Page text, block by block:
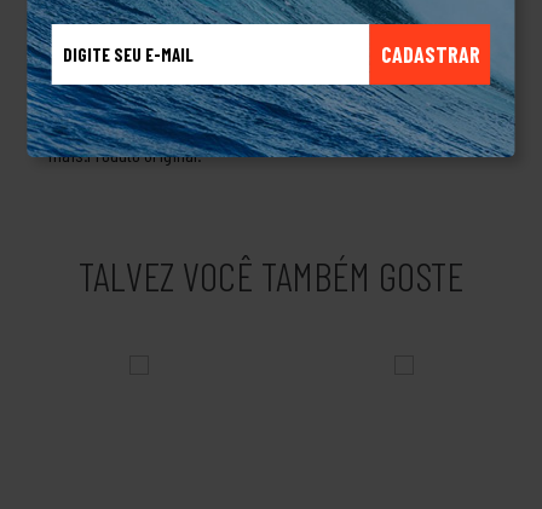
CADASTRAR
tempo foram adquirindo técnicas e aperfeiçoando suas
criações, passando a produzir roupas para esquiadores, para
quem pratica Windsurf, snowboard e navegadores, ampliando
seu mercado. Eles não pararam por aí, criaram linhas de
produtos masculinos, femininos, linha de acessório e muito
mais.Produto Original.
TALVEZ VOCÊ TAMBÉM GOSTE